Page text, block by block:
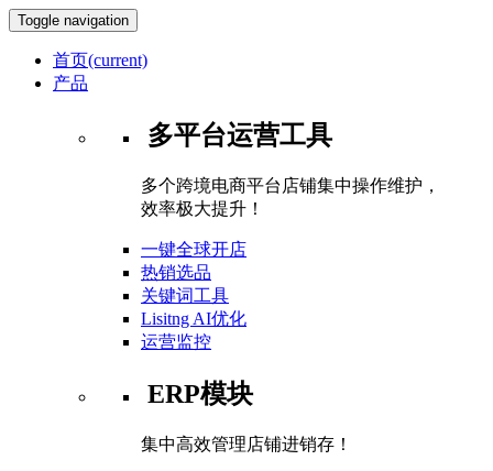
Toggle navigation
首页(current)
产品
多平台运营工具
多个跨境电商平台店铺集中操作维护，
效率极大提升！
一键全球开店
热销选品
关键词工具
Lisitng AI优化
运营监控
ERP模块
集中高效管理店铺进销存！